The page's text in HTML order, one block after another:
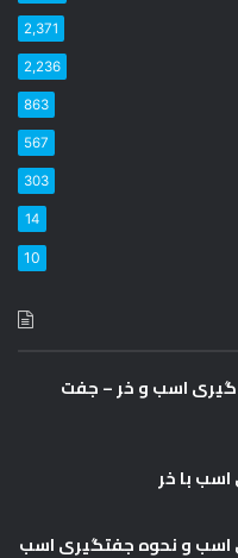
2,371
2,236
863
567
303
14
10
اسب و خر – جفت
با خر
و نحوه جفتگیری اسب